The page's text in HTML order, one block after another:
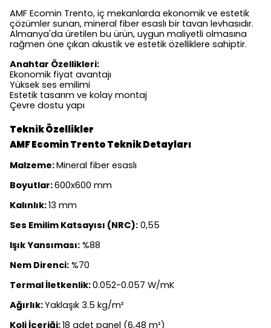
AMF Ecomin Trento, iç mekanlarda ekonomik ve estetik
çözümler sunan, mineral fiber esaslı bir tavan levhasıdır.
Almanya'da üretilen bu ürün, uygun maliyetli olmasına
rağmen öne çıkan akustik ve estetik özelliklere sahiptir.
Anahtar Özellikleri:
Ekonomik fiyat avantajı
Yüksek ses emilimi
Estetik tasarım ve kolay montaj
Çevre dostu yapı
Teknik Özellikler
AMF Ecomin Trento Teknik Detayları
Malzeme:Mineral fiber esaslı
Boyutlar:600x600 mm
Kalınlık:13 mm
Ses Emilim Katsayısı (NRC): 0,55
Işık Yansıması: %88
Nem Direnci: %70
Termal İletkenlik:0.052-0.057 W/mK
Ağırlık:Yaklaşık 3.5 kg/m²
Koli İçeriği:18 adet panel (6,48 m²)